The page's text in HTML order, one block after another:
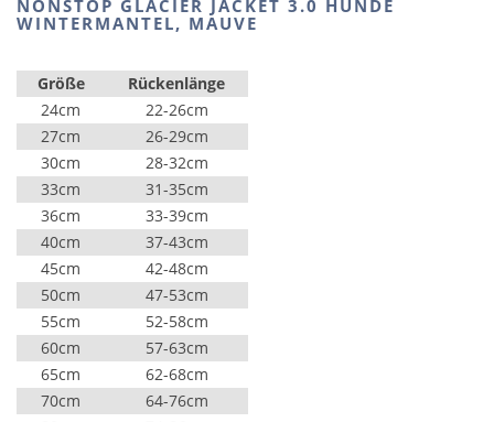
NONSTOP GLACIER JACKET 3.0 HUNDE
WINTERMANTEL, MAUVE
Größe
Rückenlänge
24cm
22-26cm
27cm
26-29cm
30cm
28-32cm
33cm
31-35cm
36cm
33-39cm
40cm
37-43cm
45cm
42-48cm
50cm
47-53cm
55cm
52-58cm
60cm
57-63cm
65cm
62-68cm
70cm
64-76cm